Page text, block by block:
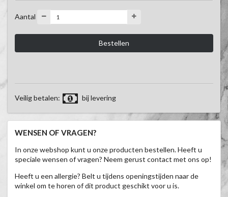
Aantal
Veilig betalen: bij levering
WENSEN OF VRAGEN?
In onze webshop kunt u onze producten bestellen. Heeft u
speciale wensen of vragen? Neem gerust contact met ons op!
Heeft u een allergie? Belt u tijdens openingstijden naar de
winkel om te horen of dit product geschikt voor u is.